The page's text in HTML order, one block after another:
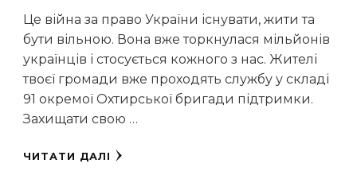
Це війна за право України існувати, жити та
бути вільною. Вона вже торкнулася мільйонів
українців і стосується кожного з нас. Жителі
твоєї громади вже проходять службу у складі
91 окремої Охтирської бригади підтримки.
Захищати свою …
ЧИТАТИ ДАЛІ